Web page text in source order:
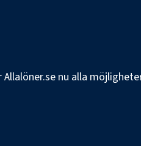
nu alla